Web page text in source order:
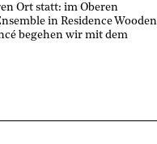
Ort statt: im Oberen
in Residence Wooden
begehen wir mit dem